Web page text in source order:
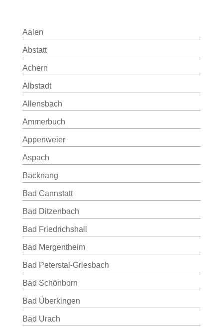
Aalen
Abstatt
Achern
Albstadt
Allensbach
Ammerbuch
Appenweier
Aspach
Backnang
Bad Cannstatt
Bad Ditzenbach
Bad Friedrichshall
Bad Mergentheim
Bad Peterstal-Griesbach
Bad Schönborn
Bad Überkingen
Bad Urach